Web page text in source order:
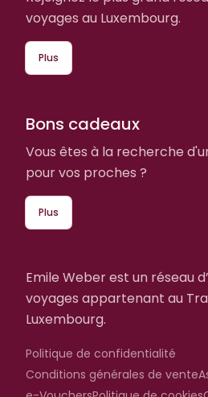
voyages au Luxembourg.
Plus
Bons cadeaux
Vous êtes à la recherche
pour vos proches ?
Plus
Emile Weber est un réseau
voyages appartenant au
Luxembourg.
Politique de confidentialité
Conditions générales de vente